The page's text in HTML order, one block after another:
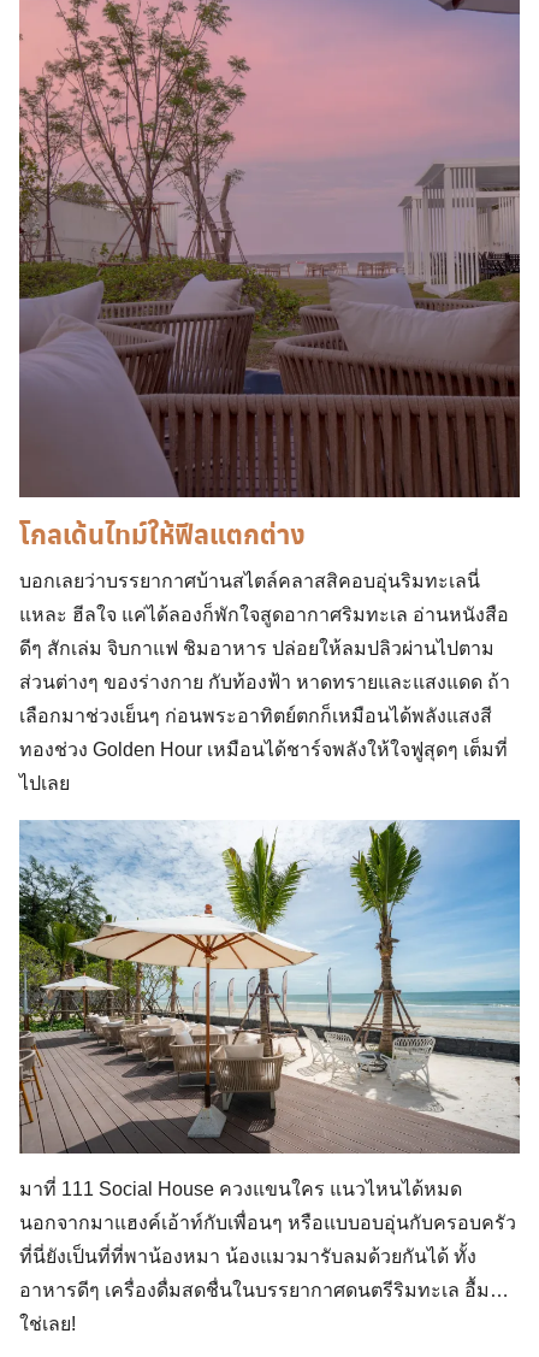
Search
for:
โกลเด้นไทม์ให้ฟีลแตกต่าง
บอกเลยว่าบรรยากาศบ้านสไตล์คลาสสิคอบอุ่นริมทะเลนี่
แหละ ฮีลใจ แค่ได้ลองก็พักใจสูดอากาศริมทะเล อ่านหนังสือ
ดีๆ สักเล่ม จิบกาแฟ ชิมอาหาร ปล่อยให้ลมปลิวผ่านไปตาม
ส่วนต่างๆ ของร่างกาย กับท้องฟ้า หาดทรายและแสงแดด ถ้า
เลือกมาช่วงเย็นๆ ก่อนพระอาทิตย์ตกก็เหมือนได้พลังแสงสี
ทองช่วง Golden Hour เหมือนได้ชาร์จพลังให้ใจฟูสุดๆ เต็มที่
ไปเลย
มาที่ 111 Social House ควงแขนใคร แนวไหนได้หมด
นอกจากมาแฮงค์เอ้าท์กับเพื่อนๆ หรือแบบอบอุ่นกับครอบครัว
ที่นี่ยังเป็นที่ที่พาน้องหมา น้องแมวมารับลมด้วยกันได้ ทั้ง
อาหารดีๆ เครื่องดื่มสดชื่นในบรรยากาศดนตรีริมทะเล อื้ม…
ใช่เลย!